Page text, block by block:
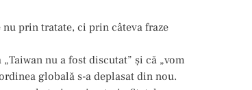
prin tratate, ci prin câteva fraze
nu a fost discutat” și că „vom
globală s-a deplasat din nou.